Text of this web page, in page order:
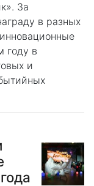
За
в разных
году в
и